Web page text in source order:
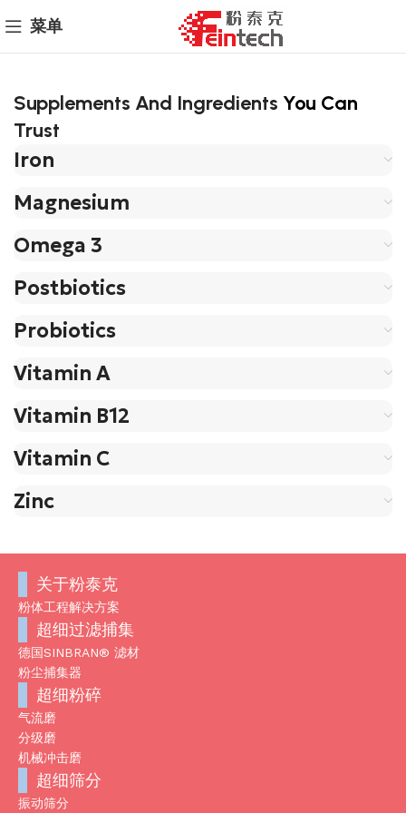
菜单
Supplements And Ingredients You Can
Trust
Iron
Magnesium
Omega 3
Postbiotics
Probiotics
Vitamin A
Vitamin B12
Vitamin C
Zinc
关于粉泰克
粉体工程解决方案
超细过滤捕集
德国SINBRAN® 滤材
粉尘捕集器
超细粉碎
气流磨
分级磨
机械冲击磨
超细筛分
振动筛分